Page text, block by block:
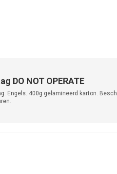
DO NOT OPERATE
Engels. 400g gelamineerd karton.